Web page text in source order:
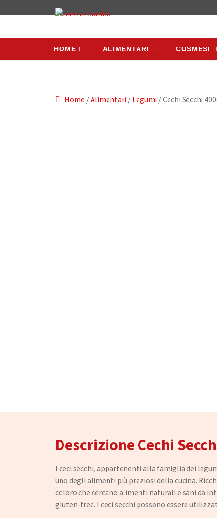
HOME ALIMENTARI COSMESI
Home /Alimentari / Legumi / Cechi Secchi
Descrizione Cechi
I ceci secchi, appartenenti alla famiglia dei
uno degli alimenti più preziosi della cucina.
coloro che cercano alimenti naturali e sani da
gluten-free. I ceci secchi possono essere